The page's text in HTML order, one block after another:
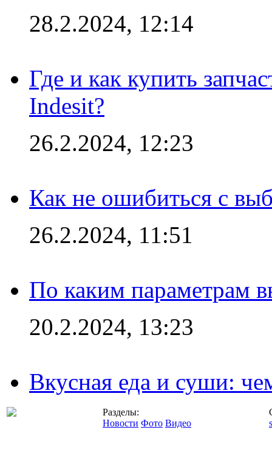
28.2.2024, 12:14
Где и как купить
Indesit?
26.2.2024, 12:23
Как не ошибиться с
26.2.2024, 11:51
По каким параметрам
20.2.2024, 13:23
Вкусная еда и суши:
Разделы:
Новости Фото Видео